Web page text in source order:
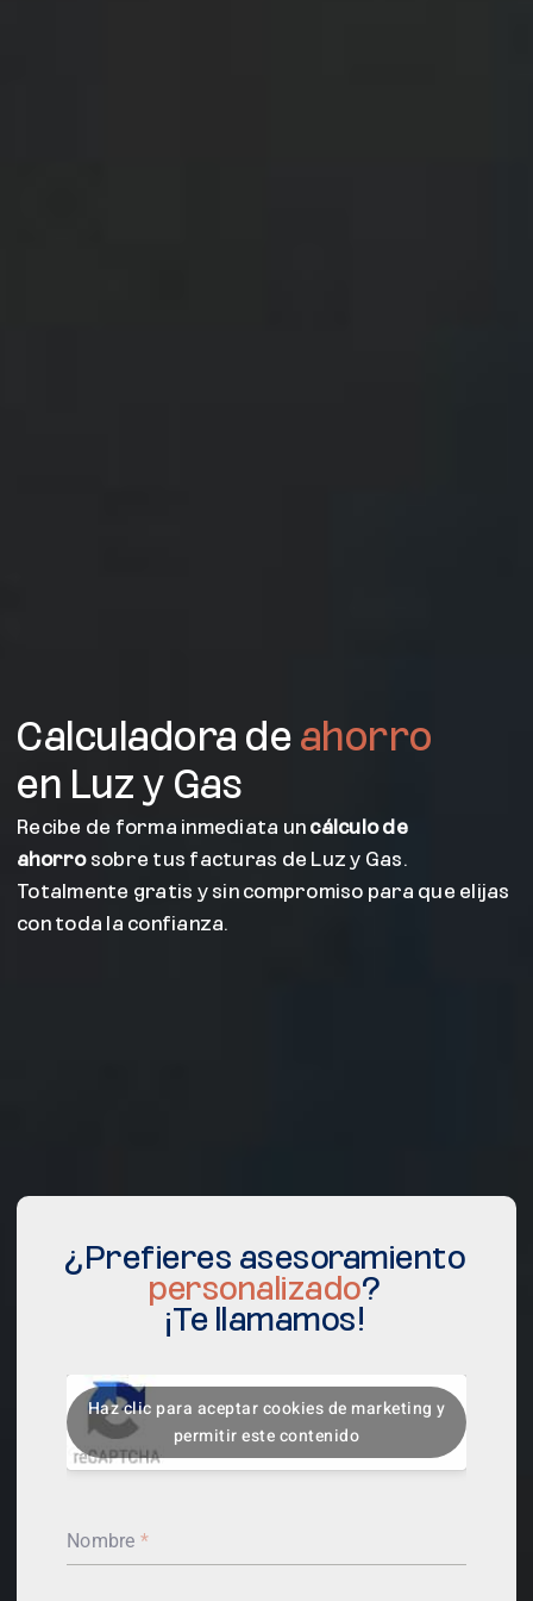
Calculadora de ahorro
en Luz y Gas
Recibe de forma inmediata un cálculo de
ahorrosobre tus facturas de Luz y Gas.
Totalmente gratis y sin compromiso para que elijas
con toda la confianza.
¿Prefieres asesoramiento
personalizado?
¡Te llamamos!
Haz clic para aceptar cookies de marketing y
permitir este contenido
Nombre *